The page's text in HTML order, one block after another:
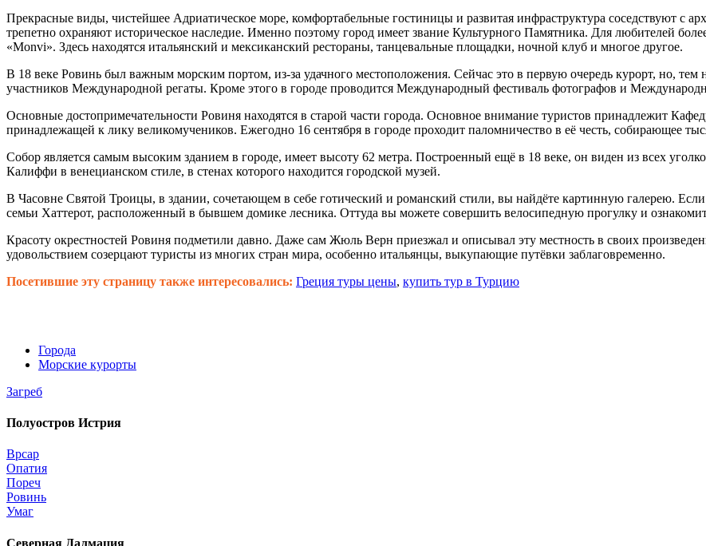
Прекрасные виды, чистейшее Адриатическое море, комфортабельные гостиницы и развитая инфраструктура соседствуют с
трепетно охраняют историческое наследие. Именно поэтому город имеет звание Культурного Памятника. Для любителей
«Monvi». Здесь находятся итальянский и мексиканский рестораны, танцевальные площадки, ночной клуб и многое другое.
В 18 веке Ровинь был важным морским портом, из-за удачного местоположения. Сейчас это в первую очередь курорт, но, тем
участников Международной регаты. Кроме этого в городе проводится Международный фестиваль фотографов и
Основные достопримечательности Ровиня находятся в старой части города. Основное внимание туристов принадлежит
принадлежащей к лику великомучеников. Ежегодно 16 сентября в городе проходит паломничество в её честь, собирающее
Собор является самым высоким зданием в городе, имеет высоту 62 метра. Построенный ещё в 18 веке, он виден из всех
Калиффи в венецианском стиле, в стенах которого находится городской музей.
В Часовне Святой Троицы, в здании, сочетающем в себе готический и романский стили, вы найдёте картинную галерею.
семьи Хаттерот, расположенный в бывшем домике лесника. Оттуда вы можете совершить велосипедную прогулку и
Красоту окрестностей Ровиня подметили давно. Даже сам Жюль Верн приезжал и описывал эту местность в своих
удовольствием созерцают туристы из многих стран мира, особенно итальянцы, выкупающие путёвки заблаговременно.
Посетившие эту страницу также интересовались: Греция туры цены, купить тур в Турцию
Города
Морские курорты
Загреб
Полуостров Истрия
Врсар
Опатия
Пореч
Ровинь
Умаг
Северная Далмация